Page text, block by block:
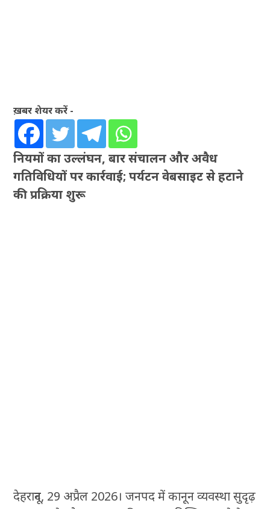
ख़बर शेयर करें -
नियमों का उल्लंघन, बार संचालन और अवैध
गतिविधियों पर कार्रवाई; पर्यटन वेबसाइट से हटाने
की प्रक्रिया शुरू
देहरादून, 29 अप्रैल 2026। जनपद में कानून व्यवस्था सुदृढ़